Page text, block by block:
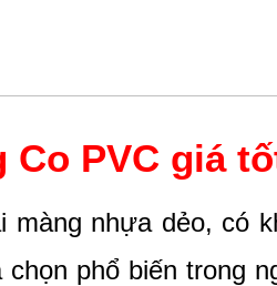
Co PVC giá
màng nhựa dẻo, có
phổ biến trong